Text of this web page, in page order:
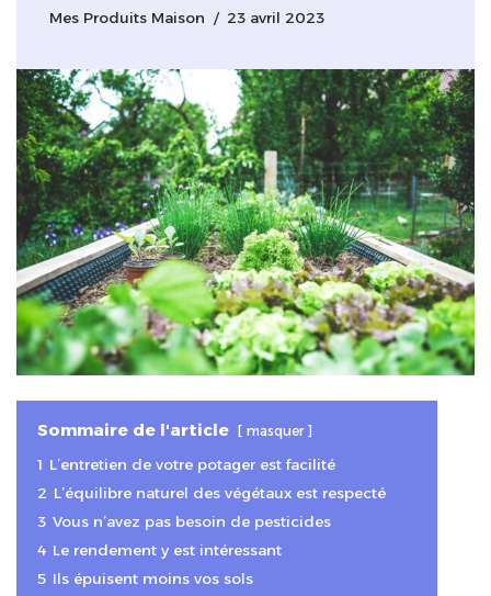
Mes Produits Maison 23 avril 2023
Sommaire de l'article masquer
1 L’entretien de votre potager est facilité
2 L’équilibre naturel des végétaux est respecté
3 Vous n’avez pas besoin de pesticides
4 Le rendement y est intéressant
5 Ils épuisent moins vos sols